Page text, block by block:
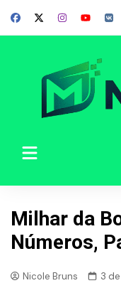
Milhar da
Números,
Nicole Bruns 3